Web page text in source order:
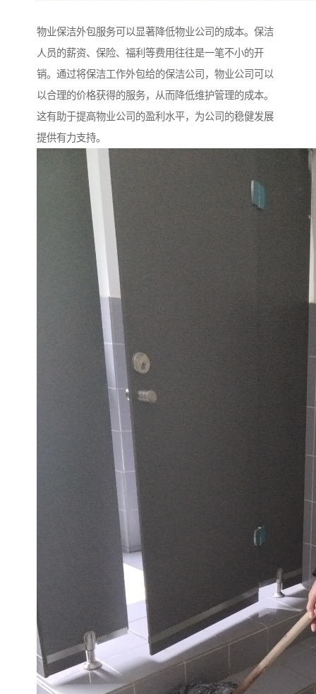
物业保洁外包服务可以显著降低物业公司的成本。保洁
人员的薪资、保险、福利等费用往往是一笔不小的开
销。通过将保洁工作外包给的保洁公司，物业公司可以
以合理的价格获得的服务，从而降低维护管理的成本。
这有助于提高物业公司的盈利水平，为公司的稳健发展
提供有力支持。